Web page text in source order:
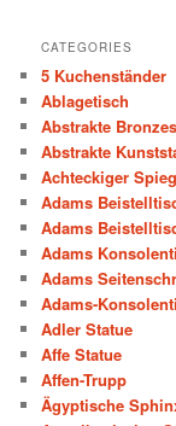
CATEGORIES
5 Kuchenständer
Ablagetisch
Abstrakte
Abstrakte
Achteckiger
Adams
Adams
Adams
Adams
Adams-
Adler Statue
Affe Statue
Affen-Trupp
Ägyptische